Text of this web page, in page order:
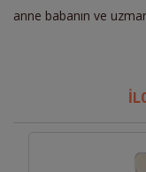
anne babanın ve